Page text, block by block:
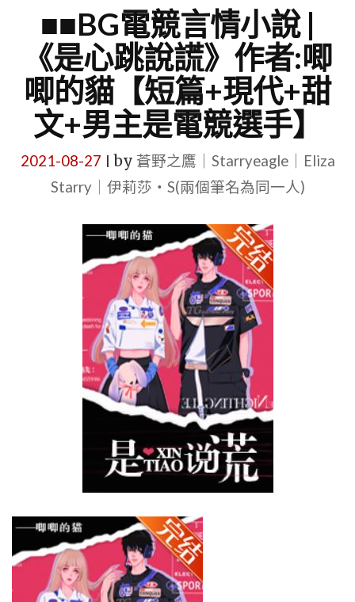
■■BG電競言情小說 |
《是心跳說謊》作者:唧
唧的貓【短篇+現代+甜
文+男主是電競選手】
2021-08-27 by 蒼野之鷹｜Starryeagle｜Eliza
Starry｜伊莉莎・S(兩個筆名為同一人)